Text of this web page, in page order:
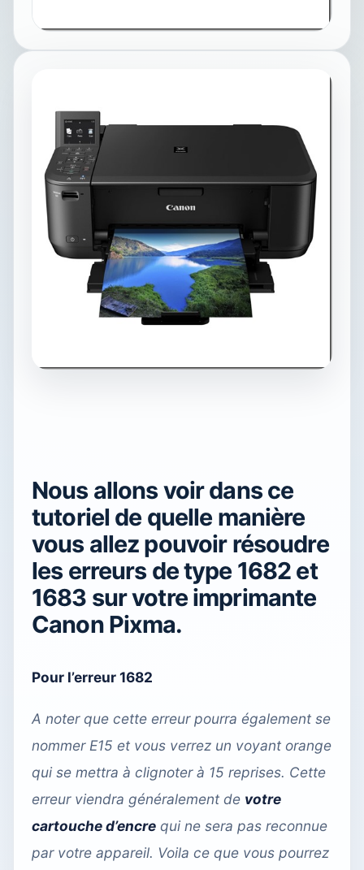
Nous allons voir dans ce
tutoriel de quelle manière
vous allez pouvoir résoudre
les erreurs de type 1682 et
1683 sur votre imprimante
Canon Pixma.
Pour l’erreur 1682
A noter que cette erreur pourra également se
nommer E15 et vous verrez un voyant orange
qui se mettra à clignoter à 15 reprises. Cette
erreur viendra généralement de votre
cartouche d’encre qui ne sera pas reconnue
par votre appareil. Voila ce que vous pourrez